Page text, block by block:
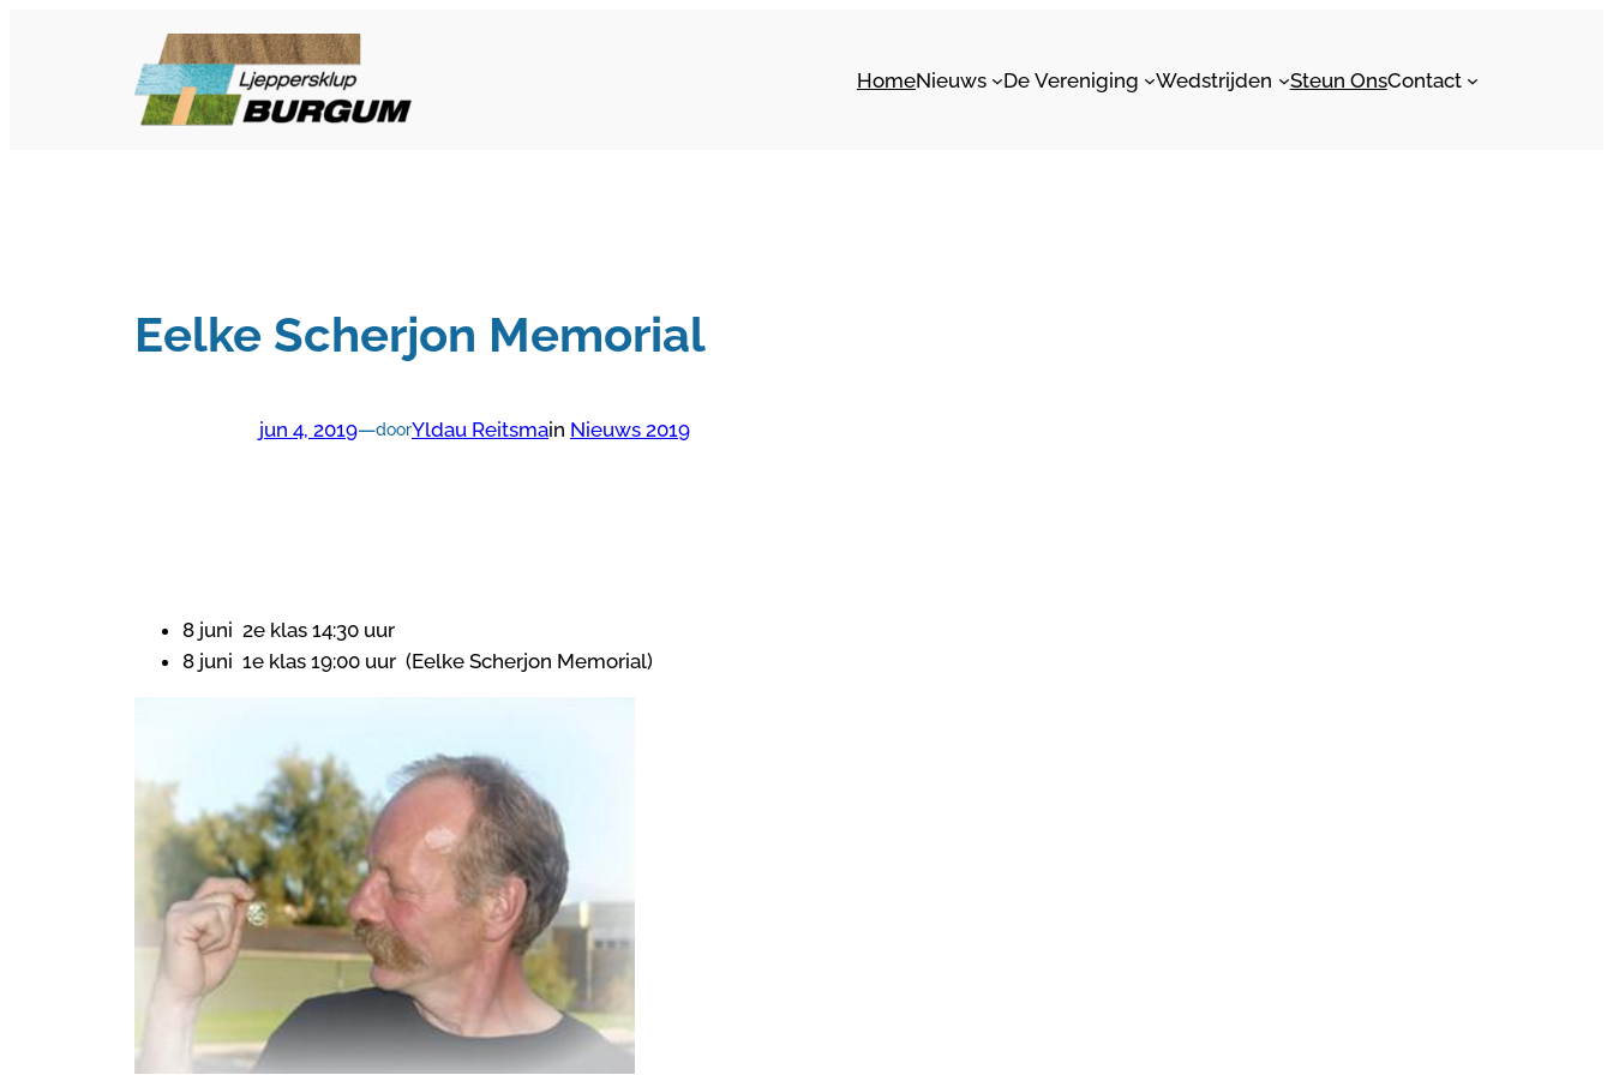
HomeNieuws De Vereniging Wedstrijden Steun OnsContact
Eelke Scherjon Memorial
jun 4, 2019—doorYldau Reitsmain Nieuws 2019
8 juni 2e klas 14:30 uur
8 juni 1e klas 19:00 uur (Eelke Scherjon Memorial)